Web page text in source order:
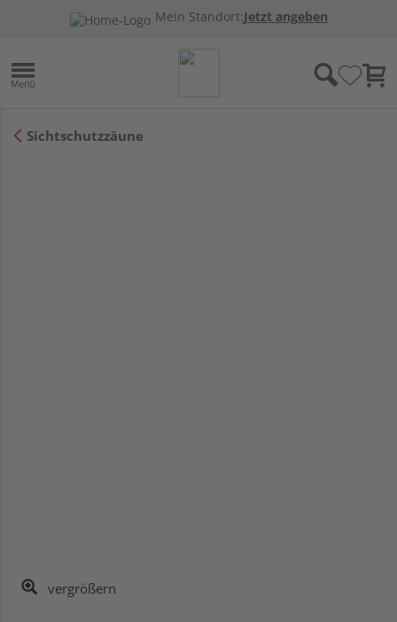
Mein Standort:Jetzt angeben
Sichtschutzzäune
vergrößern